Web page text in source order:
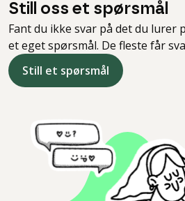
Still oss et spørsmål
Fant du ikke svar på det du lurer
et eget spørsmål. De fleste får
Still et spørsmål